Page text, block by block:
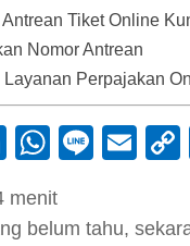
Tiket Online
Nomor Antrean
Layanan Perpajakan
LinkedIn
Line
menit
belum tahu,